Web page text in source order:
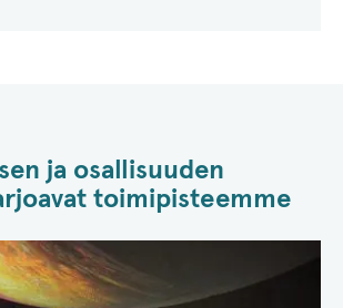
ja osallisuuden
toimipisteemme